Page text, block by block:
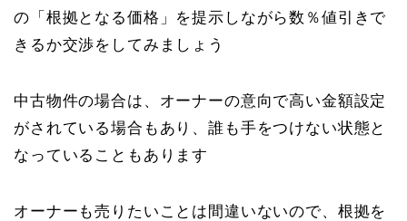
の「根拠となる価格」を提示しながら数％値引きで
きるか交渉をしてみましょう
中古物件の場合は、オーナーの意向で高い金額設定
がされている場合もあり、誰も手をつけない状態と
なっていることもあります
オーナーも売りたいことは間違いないので、根拠を